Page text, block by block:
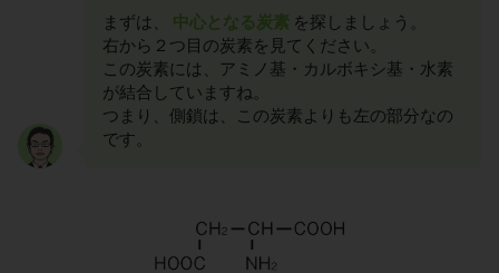
まずは、 中心となる炭素 を探しましょう。
右から２つ目の炭素を見てください。
この炭素には、アミノ基・カルボキシ基・水素
が結合していますね。
つまり、側鎖は、この炭素よりも左の部分なの
です。